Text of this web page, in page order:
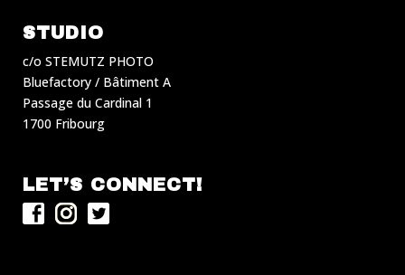
STUDIO
c/o STEMUTZ PHOTO
Bluefactory / Bâtiment A
Passage du Cardinal 1
1700 Fribourg
LET’S CONNECT!